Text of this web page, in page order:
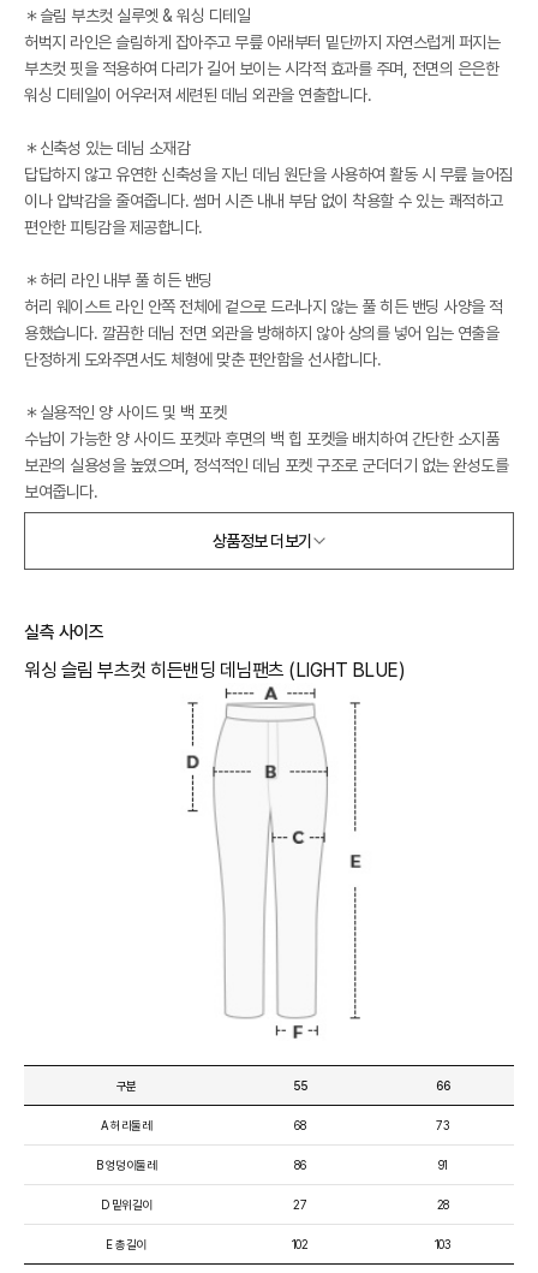
＊슬림 부츠컷 실루엣 & 워싱 디테일
허벅지 라인은 슬림하게 잡아주고 무릎 아래부터 밑단까지 자연스럽게 퍼지는
부츠컷 핏을 적용하여 다리가 길어 보이는 시각적 효과를 주며, 전면의 은은한
워싱 디테일이 어우러져 세련된 데님 외관을 연출합니다.
＊신축성 있는 데님 소재감
답답하지 않고 유연한 신축성을 지닌 데님 원단을 사용하여 활동 시 무릎 늘어짐
이나 압박감을 줄여줍니다. 썸머 시즌 내내 부담 없이 착용할 수 있는 쾌적하고
편안한 피팅감을 제공합니다.
＊허리 라인 내부 풀 히든 밴딩
허리 웨이스트 라인 안쪽 전체에 겉으로 드러나지 않는 풀 히든 밴딩 사양을 적
용했습니다. 깔끔한 데님 전면 외관을 방해하지 않아 상의를 넣어 입는 연출을
단정하게 도와주면서도 체형에 맞춘 편안함을 선사합니다.
＊실용적인 양 사이드 및 백 포켓
수납이 가능한 양 사이드 포켓과 후면의 백 힙 포켓을 배치하여 간단한 소지품
보관의 실용성을 높였으며, 정석적인 데님 포켓 구조로 군더더기 없는 완성도를
보여줍니다.
＊안정적인 전면 클로징 및 마감
전면 중앙에 단정한 지퍼와 버튼 클로징 사양을 적용하여 허리 라인을 탄탄하게
를 높였습니다.
Styling Suggestion
가벼운 반팔 티셔츠나 블라우스를 팬츠 안으로 넣어 매치하면 깔끔한 전면 풀 히
든 밴딩 라인과 슬림 부츠컷 실루엣이 강조되는 날씬하고 감각적인 썸머 데일리
룩을 연출하기 적합합니다.
루즈한 핏의 셔츠나 가벼운 썸머 가디건을 걸치고 샌들 또는 스니커즈를 코디하
면 워싱 데님 특유의 내추럴함과 신축성 소재의 편안함이 어우러진 정돈된 주말
외출복 스타일을 완성할 수 있습니다.
상품정보 더보기
실측 사이즈
워싱 슬림 부츠컷 히든밴딩 데님팬츠 (LIGHT BLUE)
구분
A 허리둘레
B 엉덩이둘레
D 밑위길이
E 총길이
55
68
86
27
102
66
73
91
28
103